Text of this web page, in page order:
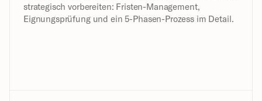
strategisch vorbereiten: Fristen-Management,
Eignungsprüfung und ein 5-Phasen-Prozess im Detail.